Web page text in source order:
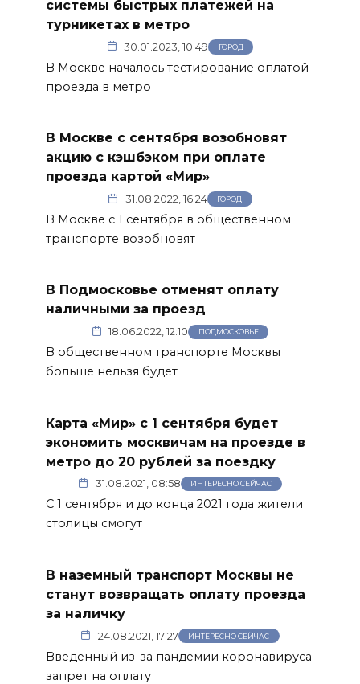
системы быстрых платежей на
турникетах в метро
30.01.2023, 10:49 ГОРОД
В Москве началось тестирование оплатой
проезда в метро
В Москве с сентября возобновят
акцию с кэшбэком при оплате
проезда картой «Мир»
31.08.2022, 16:24 ГОРОД
В Москве с 1 сентября в общественном
транспорте возобновят
В Подмосковье отменят оплату
наличными за проезд
18.06.2022, 12:10 ПОДМОСКОВЬЕ
В общественном транспорте Москвы
больше нельзя будет
Карта «Мир» с 1 сентября будет
экономить москвичам на проезде в
метро до 20 рублей за поездку
31.08.2021, 08:58 ИНТЕРЕСНО СЕЙЧАС
С 1 сентября и до конца 2021 года жители
столицы смогут
В наземный транспорт Москвы не
станут возвращать оплату проезда
за наличку
24.08.2021, 17:27 ИНТЕРЕСНО СЕЙЧАС
Введенный из-за пандемии коронавируса
запрет на оплату